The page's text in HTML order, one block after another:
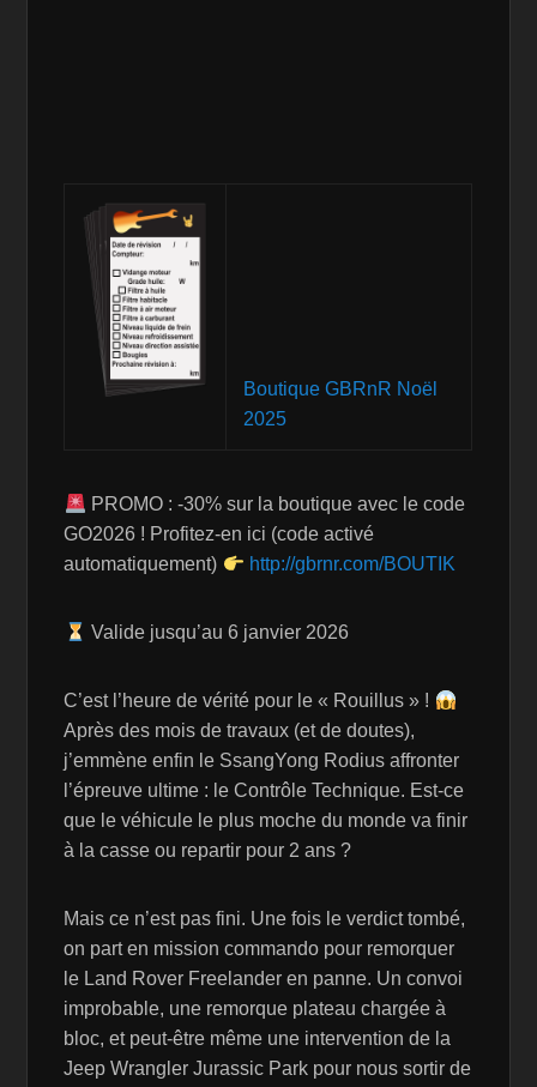
Boutique GBRnR Noël
2025
PROMO : -30% sur la boutique avec le code
GO2026 ! Profitez-en ici (code activé
automatiquement)
http://gbrnr.com/BOUTIK
Valide jusqu’au 6 janvier 2026
C’est l’heure de vérité pour le « Rouillus » !
Après des mois de travaux (et de doutes),
j’emmène enfin le SsangYong Rodius affronter
l’épreuve ultime : le Contrôle Technique. Est-ce
que le véhicule le plus moche du monde va finir
à la casse ou repartir pour 2 ans ?
Mais ce n’est pas fini. Une fois le verdict tombé,
on part en mission commando pour remorquer
le Land Rover Freelander en panne. Un convoi
improbable, une remorque plateau chargée à
bloc, et peut-être même une intervention de la
Jeep Wrangler Jurassic Park pour nous sortir de